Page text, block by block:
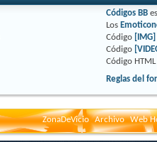
Códigos BB
Los
Código [IMG]
Código
Código HTML
Reglas del
ZonaDeVicio Archivo Web